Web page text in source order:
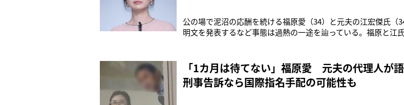
公の場で泥沼の応酬を続ける福原愛（34）と元夫の江宏傑氏（
明文を発表するなど事態は過熱の一途を辿っている。福原と江
によって、福原と既婚男性Aさんとの“お泊りデート”が報じら
していない”と
「1カ月は待てない」福原愛 元夫の代理人が
刑事告訴なら国際指名手配の可能性も